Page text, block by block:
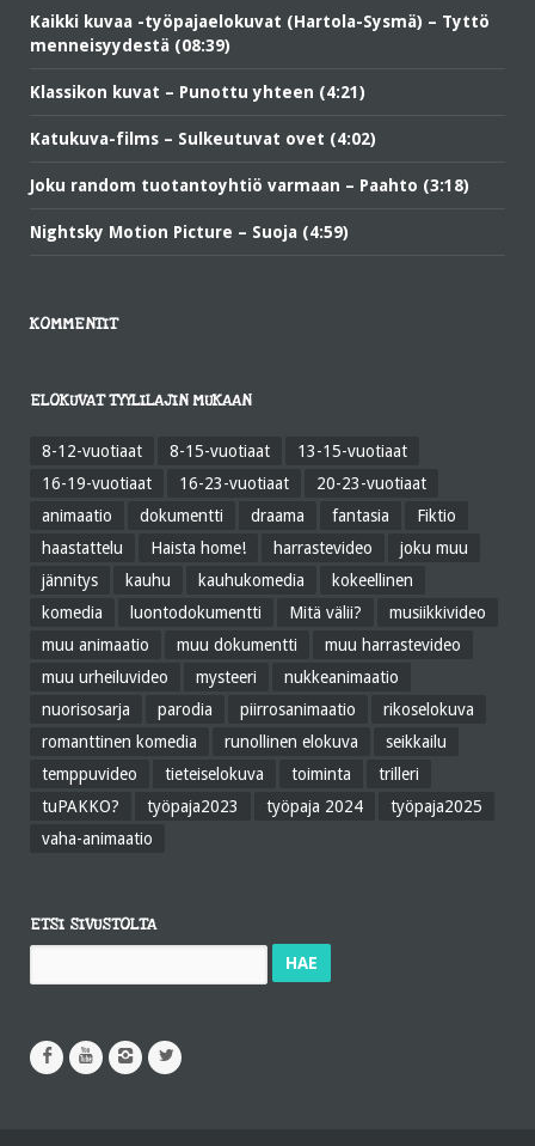
Kaikki kuvaa -työpajaelokuvat (Hartola-Sysmä) – Tyttö
menneisyydestä (08:39)
Klassikon kuvat – Punottu yhteen (4:21)
Katukuva-films – Sulkeutuvat ovet (4:02)
Joku random tuotantoyhtiö varmaan – Paahto (3:18)
Nightsky Motion Picture – Suoja (4:59)
KOMMENTIT
ELOKUVAT TYYLILAJIN MUKAAN
8-12-vuotiaat 8-15-vuotiaat
13-15-vuotiaat
16-19-vuotiaat
16-23-vuotiaat
20-23-vuotiaat
animaatio
dokumentti draama fantasia
Fiktio
haastattelu
Haista home! harrastevideo
joku muu
jännitys
kauhu kauhukomedia
kokeellinen
komedia
luontodokumentti Mitä välii?
musiikkivideo
muu animaatio
muu dokumentti
muu harrastevideo
muu urheiluvideo
mysteeri
nukkeanimaatio
nuorisosarja
parodia piirrosanimaatio
rikoselokuva
romanttinen komedia
runollinen elokuva
seikkailu
temppuvideo
tieteiselokuva toiminta
trilleri
tuPAKKO?
työpaja2023 työpaja 2024
työpaja2025
vaha-animaatio
ETSI SIVUSTOLTA